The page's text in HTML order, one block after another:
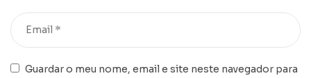
Guardar o meu nome, email e site neste navegador para